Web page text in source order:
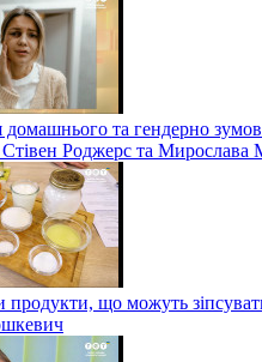
та гендерно
Стівен Роджерс та Мирослава
продукти, що можуть